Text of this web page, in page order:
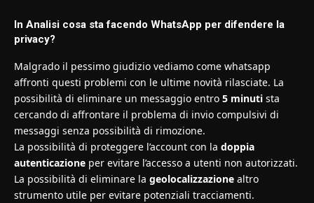
In Analisi cosa sta facendo WhatsApp per difendere la
privacy?
Malgrado il pessimo giudizio vediamo come whatsapp
affronti questi problemi con le ultime novità rilasciate. La
possibilità di eliminare un messaggio entro 5 minuti sta
cercando di affrontare il problema di invio compulsivi di
messaggi senza possibilità di rimozione.
La possibilità di proteggere l’account con la doppia
autenticazione per evitare l’accesso a utenti non autorizzati.
La possibilità di eliminare la geolocalizzazione altro
strumento utile per evitare potenziali tracciamenti.